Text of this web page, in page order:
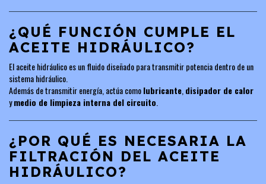
¿QUÉ FUNCIÓN CUMPLE EL
ACEITE HIDRÁULICO?
El aceite hidráulico es un fluido diseñado para transmitir potencia dentro de un
sistema hidráulico.
Además de transmitir energía, actúa comolubricante disipador de calor
ymedio de limpieza interna del circuito
¿POR QUÉ ES NECESARIA LA
FILTRACIÓN DEL ACEITE
HIDRÁULICO?